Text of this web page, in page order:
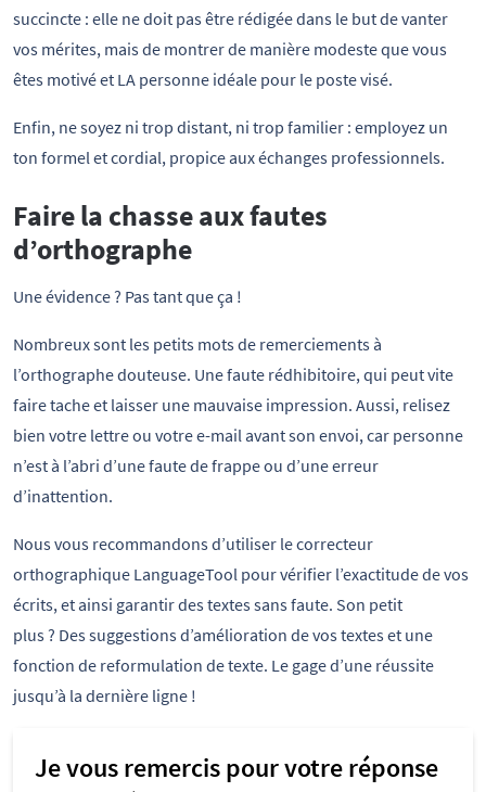
succincte : elle ne doit pas être rédigée dans le but de vanter
vos mérites, mais de montrer de manière modeste que vous
êtes motivé et LA personne idéale pour le poste visé.
Enfin, ne soyez ni trop distant, ni trop familier : employez un
ton formel et cordial, propice aux échanges professionnels.
Faire la chasse aux fautes
d’orthographe
Une évidence ? Pas tant que ça !
Nombreux sont les petits mots de remerciements à
l’orthographe douteuse. Une faute rédhibitoire, qui peut vite
faire tache et laisser une mauvaise impression. Aussi, relisez
bien votre lettre ou votre e-mail avant son envoi, car personne
n’est à l’abri d’une faute de frappe ou d’une erreur
d’inattention.
Nous vous recommandons d’utiliser le correcteur
orthographique LanguageTool pour vérifier l’exactitude de vos
écrits, et ainsi garantir des textes sans faute. Son petit
plus ? Des suggestions d’amélioration de vos textes et une
fonction de reformulation de texte. Le gage d’une réussite
jusqu’à la dernière ligne !